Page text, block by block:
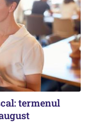
termenul